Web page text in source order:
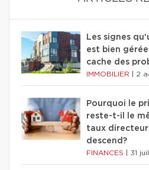
Les signes
est bien
cache des
IMMOBILIER 2
Pourquoi le
reste-t-il le
taux
descend?
FINANCES 31